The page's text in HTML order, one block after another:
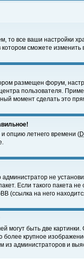
то все ваши настройки
сможете изменить
размещен форум,
пользователя.
момент сделать это
и опцию летнего времени (
не
Если такого пакета
(ссылка на него
могут быть две
крупное
администраторов и